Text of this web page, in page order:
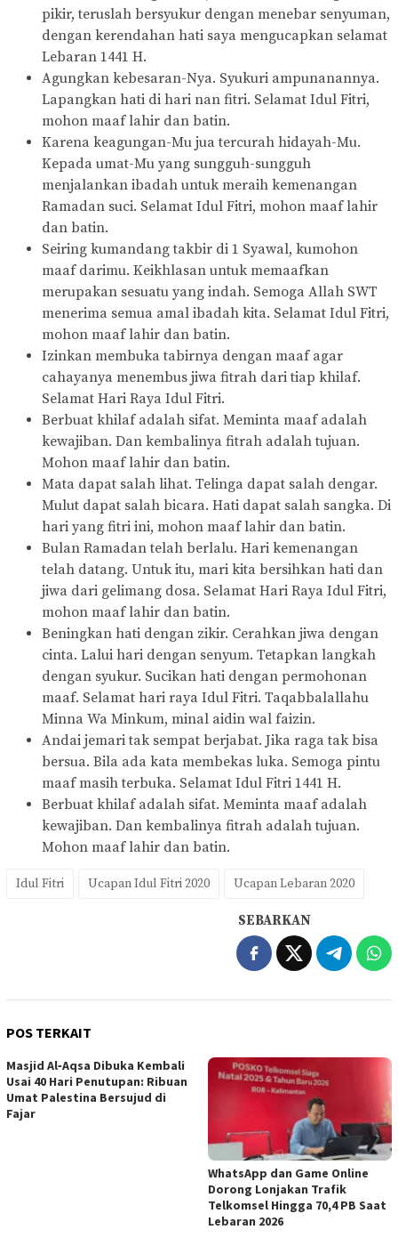
pikir, teruslah bersyukur dengan menebar senyuman,
dengan kerendahan hati saya mengucapkan selamat
Lebaran 1441 H.
Agungkan kebesaran-Nya. Syukuri ampunanannya.
Lapangkan hati di hari nan fitri. Selamat Idul Fitri,
mohon maaf lahir dan batin.
Karena keagungan-Mu jua tercurah hidayah-Mu.
Kepada umat-Mu yang sungguh-sungguh
menjalankan ibadah untuk meraih kemenangan
Ramadan suci. Selamat Idul Fitri, mohon maaf lahir
dan batin.
Seiring kumandang takbir di 1 Syawal, kumohon
maaf darimu. Keikhlasan untuk memaafkan
merupakan sesuatu yang indah. Semoga Allah SWT
menerima semua amal ibadah kita. Selamat Idul Fitri,
mohon maaf lahir dan batin.
Izinkan membuka tabirnya dengan maaf agar
cahayanya menembus jiwa fitrah dari tiap khilaf.
Selamat Hari Raya Idul Fitri.
Berbuat khilaf adalah sifat. Meminta maaf adalah
kewajiban. Dan kembalinya fitrah adalah tujuan.
Mohon maaf lahir dan batin.
Mata dapat salah lihat. Telinga dapat salah dengar.
Mulut dapat salah bicara. Hati dapat salah sangka. Di
hari yang fitri ini, mohon maaf lahir dan batin.
Bulan Ramadan telah berlalu. Hari kemenangan
telah datang. Untuk itu, mari kita bersihkan hati dan
jiwa dari gelimang dosa. Selamat Hari Raya Idul Fitri,
mohon maaf lahir dan batin.
Beningkan hati dengan zikir. Cerahkan jiwa dengan
cinta. Lalui hari dengan senyum. Tetapkan langkah
dengan syukur. Sucikan hati dengan permohonan
maaf. Selamat hari raya Idul Fitri. Taqabbalallahu
Minna Wa Minkum, minal aidin wal faizin.
Andai jemari tak sempat berjabat. Jika raga tak bisa
bersua. Bila ada kata membekas luka. Semoga pintu
maaf masih terbuka. Selamat Idul Fitri 1441 H.
Berbuat khilaf adalah sifat. Meminta maaf adalah
kewajiban. Dan kembalinya fitrah adalah tujuan.
Mohon maaf lahir dan batin.
Idul Fitri Ucapan Idul Fitri 2020 Ucapan Lebaran 2020
SEBARKAN
POS TERKAIT
Masjid Al‑Aqsa Dibuka Kembali
Usai 40 Hari Penutupan: Ribuan
Umat Palestina Bersujud di
Fajar
WhatsApp dan Game Online
Dorong Lonjakan Trafik
Telkomsel Hingga 70,4 PB Saat
Lebaran 2026